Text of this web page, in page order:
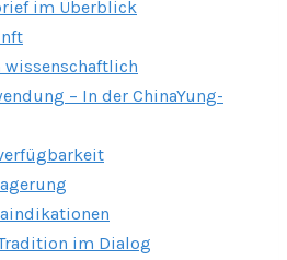
im Überblick
– In der ChinaYung-
im Dialog